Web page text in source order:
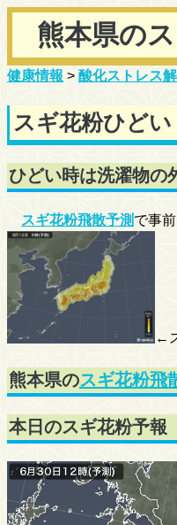
熊本県の
健康情報 > 酸化ストレス
スギ花粉ひどい
ひどい時は洗濯物の
スギ花粉飛散予測 で事
←
熊本県のスギ花粉飛
本日のスギ花粉予報